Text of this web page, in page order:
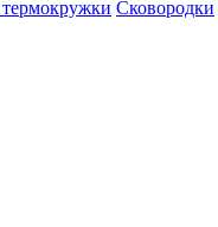
Сковородки